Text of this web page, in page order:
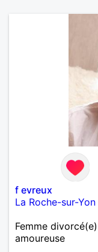
f evreux
La Roche-sur-Yon
Femme
amoureuse